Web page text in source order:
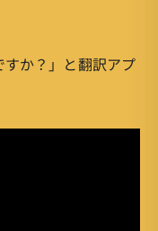
か？」と翻訳アプ